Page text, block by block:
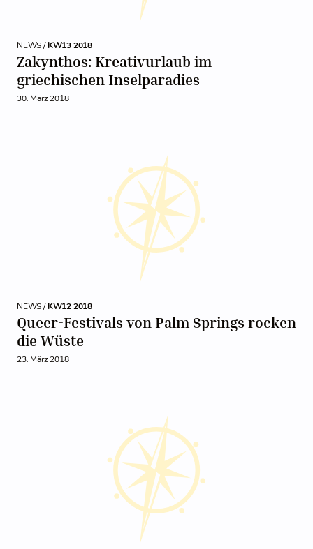
NEWS /KW13 2018
Zakynthos: Kreativurlaub im
griechischen Inselparadies
30. März 2018
NEWS /KW12 2018
Queer-Festivals von Palm Springs rocken
die Wüste
23. März 2018